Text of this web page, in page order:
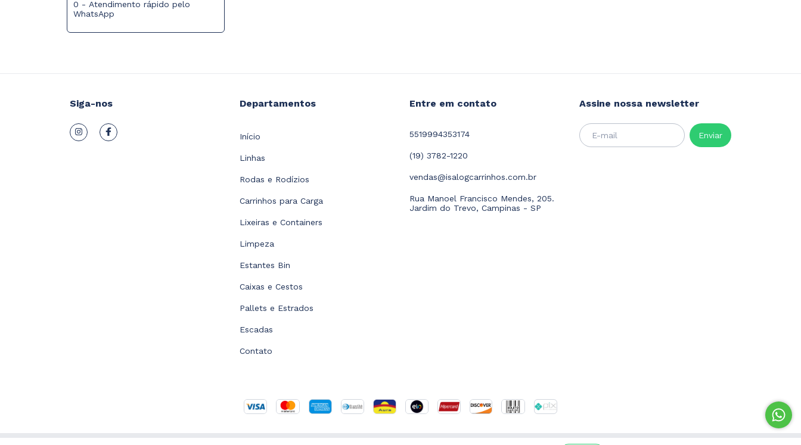
0 - Atendimento rápido pelo
WhatsApp
Siga-nos Departamentos
Início
Linhas
Rodas e Rodízios
Carrinhos para Carga
Lixeiras e Containers
Limpeza
Estantes Bin
Caixas e Cestos
Pallets e Estrados
Escadas
Contato
Entre em contato
5519994353174
(19) 3782-1220
vendas@isalogcarrinhos.com.br
Rua Manoel Francisco Mendes, 205.
Jardim do Trevo, Campinas - SP
Assine nossa newsletter